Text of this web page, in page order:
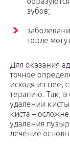
зубов;
горле
Для оказания
точное
исходя из нее,
терапию. Так, в
удалении
киста –
удаления
лечение